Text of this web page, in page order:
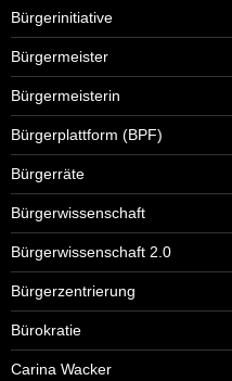
Bürgerinitiative
Bürgermeister
Bürgermeisterin
Bürgerplattform (BPF)
Bürgerräte
Bürgerwissenschaft
Bürgerwissenschaft 2.0
Bürgerzentrierung
Bürokratie
Carina Wacker